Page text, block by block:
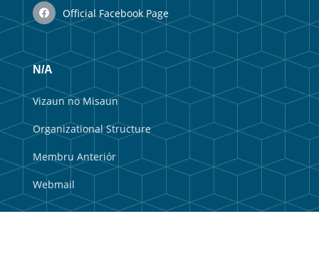
Official Facebook Page
N/A
Vizaun no Misaun
Organizational Structure
Membru Anteriór
Webmail